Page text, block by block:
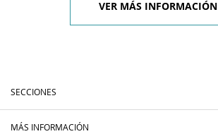
VER MÁS INFORMACIÓN
SECCIONES
MÁS INFORMACIÓN